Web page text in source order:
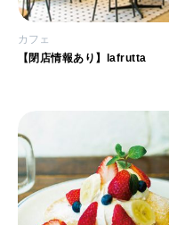
カフェ
【閉店情報あり】lafrutta